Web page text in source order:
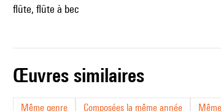
flûte, flûte à bec
œuvres similaires
Même genre Composées la même année